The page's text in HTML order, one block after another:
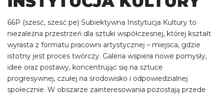
66P (sześć, sześć pe) Subiektywna Instytucja Kultury to
niezależna przestrzeń dla sztuki współczesnej, której kształt
wyrasta z formatu pracowni artystycznej – miejsca, gdzie
istotny jest proces twórczy. Galeria wspiera nowe pomysły,
idee oraz postawy, koncentrując się na sztuce
progresywnej, czułej na środowisko i odpowiedzialnej
społecznie. W obszarze zainteresowania pozostają przede